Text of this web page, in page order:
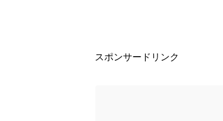
スポンサードリンク